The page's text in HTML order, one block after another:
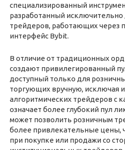
специализированный
разработанный исключительно
трейдеров, работающих через
интерфейс Bybit.
В отличие от традиционных
создают привилегированный
доступный только для
торгующих вручную, исключая
алгоритмических трейдеров с
означает более глубокий пул
может позволить розничным
более привлекательные цены,
при покупке или продажи со